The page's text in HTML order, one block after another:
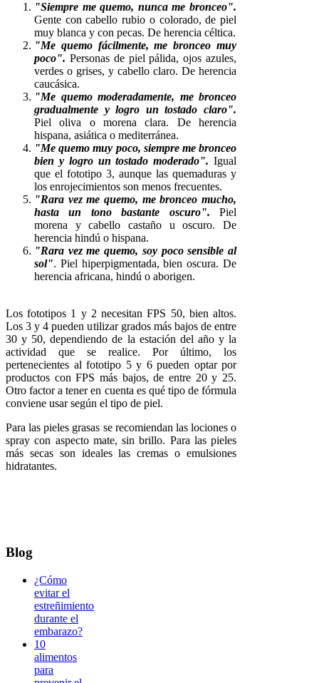
"Siempre me quemo, nunca me bronceo".
Gente con cabello rubio o colorado, de piel
muy blanca y con pecas. De herencia céltica.
"Me quemo fácilmente, me bronceo muy
poco". Personas de piel pálida, ojos azules,
verdes o grises, y cabello claro. De herencia
caucásica.
"Me quemo moderadamente, me bronceo
gradualmente y logro un tostado claro".
Piel oliva o morena clara. De herencia
hispana, asiática o mediterránea.
"Me quemo muy poco, siempre me bronceo
bien y logro un tostado moderado". Igual
que el fototipo 3, aunque las quemaduras y
los enrojecimientos son menos frecuentes.
"Rara vez me quemo, me bronceo mucho,
hasta un tono bastante oscuro". Piel
morena y cabello castaño u oscuro. De
herencia hindú o hispana.
"Rara vez me quemo, soy poco sensible al
sol". Piel hiperpigmentada, bien oscura. De
herencia africana, hindú o aborigen.
Los fototipos 1 y 2 necesitan FPS 50, bien altos.
Los 3 y 4 pueden utilizar grados más bajos de entre
30 y 50, dependiendo de la estación del año y la
actividad que se realice. Por último, los
pertenecientes al fototipo 5 y 6 pueden optar por
productos con FPS más bajos, de entre 20 y 25.
Otro factor a tener en cuenta es qué tipo de fórmula
conviene usar según el tipo de piel.
Para las pieles grasas se recomiendan las lociones o
spray con aspecto mate, sin brillo. Para las pieles
más secas son ideales las cremas o emulsiones
hidratantes.
Blog
¿Cómo
evitar el
estreñimiento
durante el
embarazo?
10
alimentos
para